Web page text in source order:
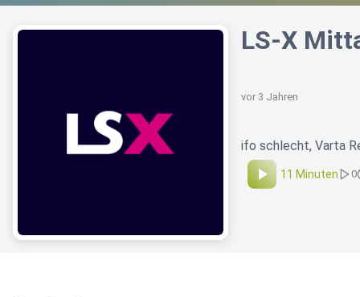
LS-X
vor 3 Jahren
ifo schlecht, Varta
11 Minuten 0